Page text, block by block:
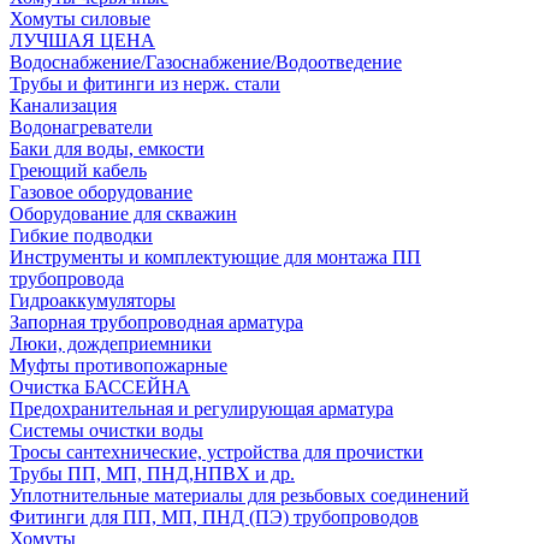
Хомуты силовые
ЛУЧШАЯ ЦЕНА
Водоснабжение/Газоснабжение/Водоотведение
Трубы и фитинги из нерж. стали
Канализация
Водонагреватели
Баки для воды, емкости
Греющий кабель
Газовое оборудование
Оборудование для скважин
Гибкие подводки
Инструменты и комплектующие для монтажа ПП
трубопровода
Гидроаккумуляторы
Запорная трубопроводная арматура
Люки, дождеприемники
Муфты противопожарные
Очистка БАССЕЙНА
Предохранительная и регулирующая арматура
Системы очистки воды
Тросы сантехнические, устройства для прочистки
Трубы ПП, МП, ПНД,НПВХ и др.
Уплотнительные материалы для резьбовых соединений
Фитинги для ПП, МП, ПНД (ПЭ) трубопроводов
Хомуты